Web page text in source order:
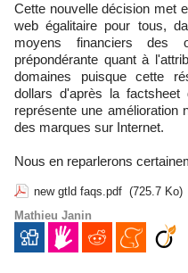
Cette nouvelle décision met
web égalitaire pour tous,
moyens financiers des
prépondérante quant à
domaines puisque cette
dollars d'après la
représente une amélioration
des marques sur Internet.
Nous en reparlerons
new gtld faqs.pdf (725.7 Ko)
Mathieu Janin